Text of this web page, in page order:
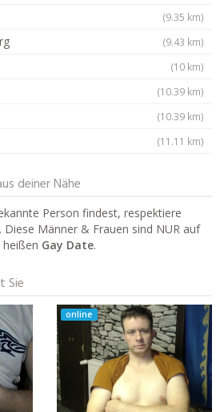
(9.35 km)
(9.43 km)
(10 km)
(10.39 km)
(10.39 km)
(11.11 km)
deiner Nähe
Person findest, respektiere
Männer & Frauen sind NUR auf
heißen Gay Date.
Sie
online